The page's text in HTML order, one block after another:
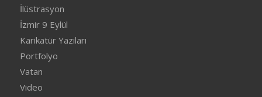
İlüstrasyon
İzmir 9 Eylül
Karikatür Yazıları
Portfolyo
Vatan
Video